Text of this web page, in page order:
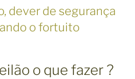
dever de segurança
o fortuito
o que fazer ?